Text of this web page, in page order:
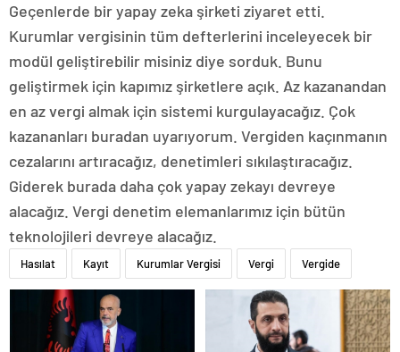
Geçenlerde bir yapay zeka şirketi ziyaret etti.
Kurumlar vergisinin tüm defterlerini inceleyecek bir
modül geliştirebilir misiniz diye sorduk. Bunu
geliştirmek için kapımız şirketlere açık. Az kazanandan
en az vergi almak için sistemi kurgulayacağız. Çok
kazananları buradan uyarıyorum. Vergiden kaçınmanın
cezalarını artıracağız, denetimleri sıkılaştıracağız.
Giderek burada daha çok yapay zekayı devreye
alacağız. Vergi denetim elemanlarımız için bütün
teknolojileri devreye alacağız.
Hasılat Kayıt Kurumlar Vergisi Vergi Vergide